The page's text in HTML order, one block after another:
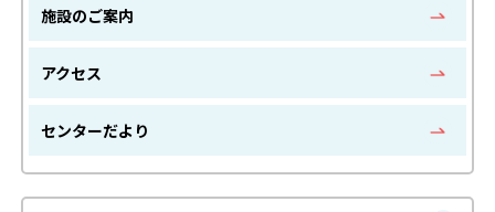
施設のご案内
アクセス
センターだより